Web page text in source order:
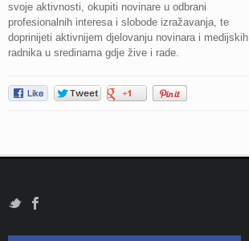
svoje aktivnosti, okupiti novinare u odbrani
profesionalnih interesa i slobode izražavanja, te
doprinijeti aktivnijem djelovanju novinara i medijskih
radnika u sredinama gdje žive i rade.